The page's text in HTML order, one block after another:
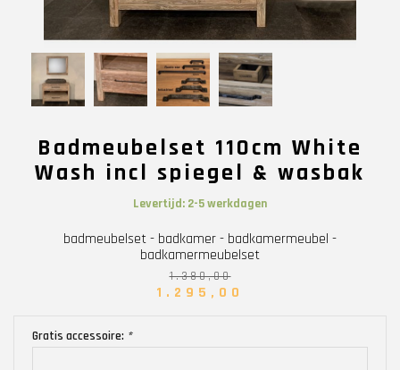
Badmeubelset 110cm White
Wash incl spiegel & wasbak
Levertijd: 2-5 werkdagen
badmeubelset - badkamer - badkamermeubel -
badkamermeubelset
1.380,00
1.295,00
Gratis accessoire: *